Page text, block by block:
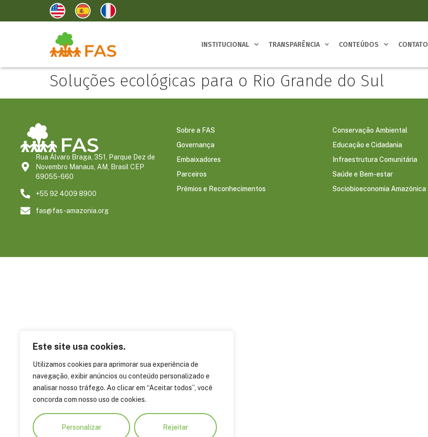
Este site usa cookies.
Utilizamos cookies para aprimorar sua experiência de
navegação, exibir anúncios ou conteúdo personalizado e
analisar nosso tráfego. Ao clicar em “Aceitar todos”, você
concorda com nosso uso de cookies.
Personalizar Rejeitar
INSTITUCIONAL TRANSPARÊNCIA CONTEÚDOS CONTATO
Soluções ecológicas para o Rio Grande do Sul
Rua Álvaro Braga, 351, Parque Dez de
Novembro Manaus, AM, Brasil CEP
69055-660
+55 92 4009 8900
fas@fas-amazonia.org
Sobre a FAS
Governança
Embaixadores
Parceiros
Prêmios e Reconhecimentos
Conservação Ambiental
Educação e Cidadania
Infraestrutura Comunitária
Saúde e Bem-estar
Sociobioeconomia Amazônica